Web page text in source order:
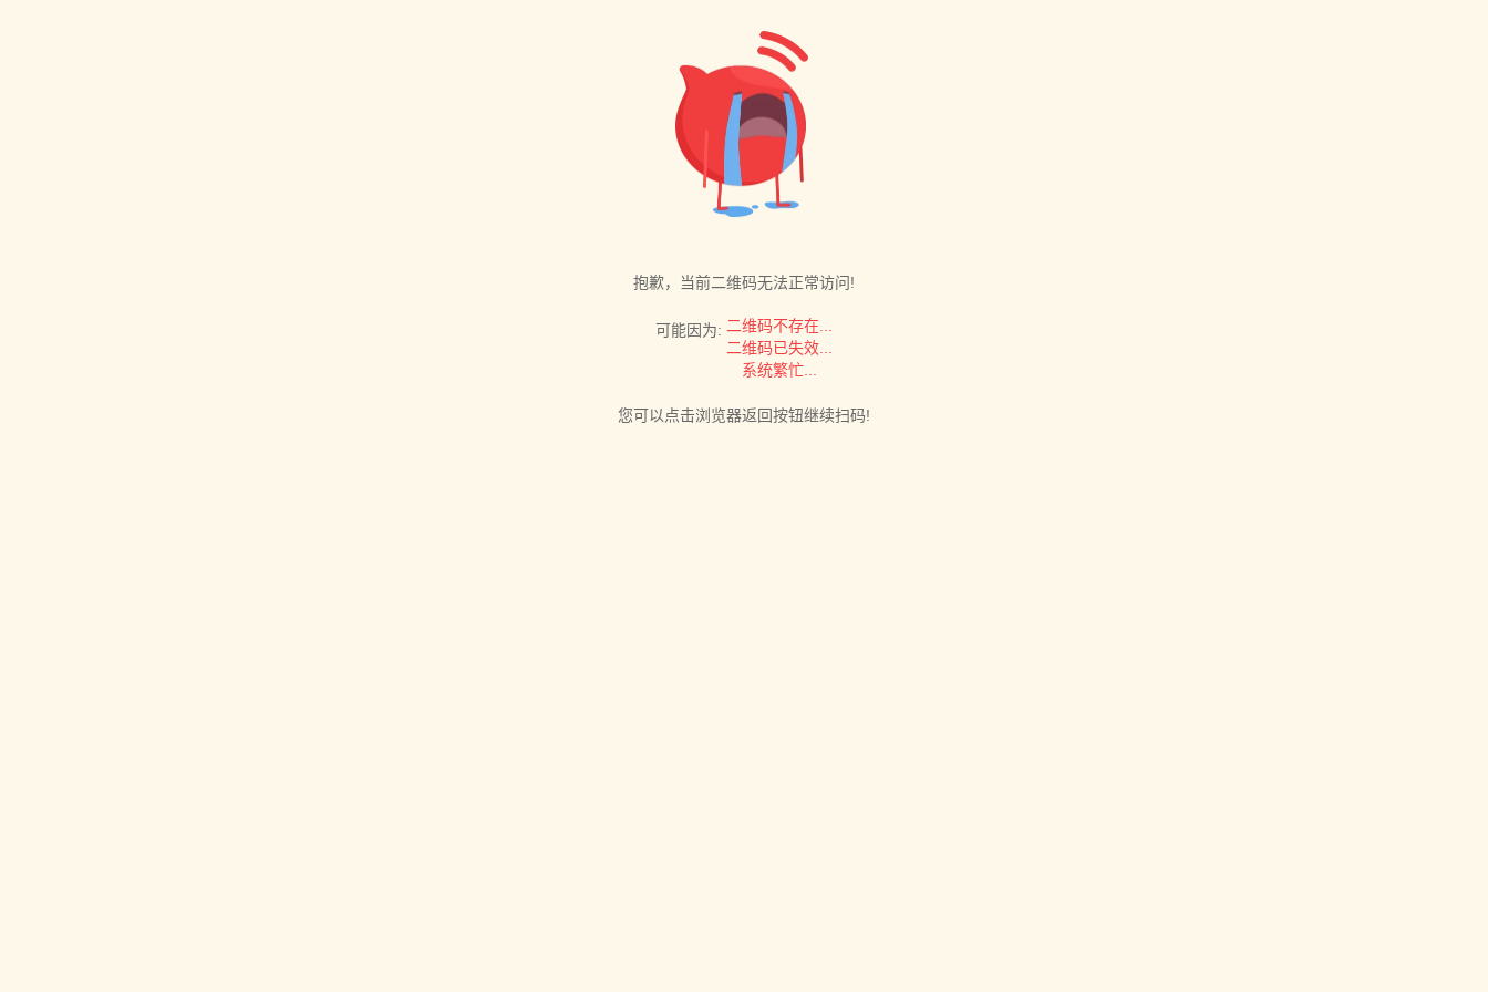
抱歉，当前二维码无法正常访问!
可能因为: 二维码不存在...
二维码已失效...
系统繁忙...
您可以点击浏览器返回按钮继续扫码!